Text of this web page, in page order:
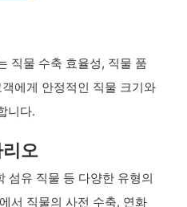
직물 수축 효율성, 직물 품
에게 안정적인 직물 크기와
니다.
오
섬유 직물 등 다양한 유형의
서 직물의 사전 수축, 연화